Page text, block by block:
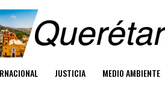
JUSTICIA MEDIO AMBIENTE